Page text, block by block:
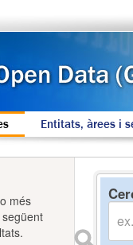
Entitats, àrees i
més